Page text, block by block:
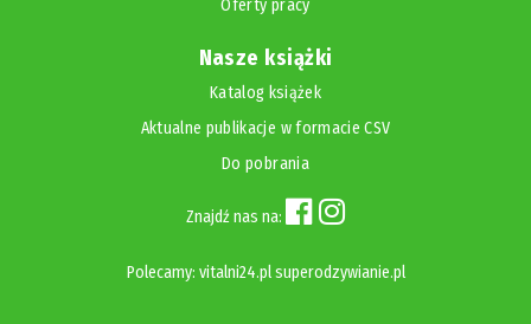
Oferty pracy
Nasze książki
Katalog książek
Aktualne publikacje w formacie CSV
Do pobrania
Znajdź nas na:
Polecamy: vitalni24.pl superodzywianie.pl